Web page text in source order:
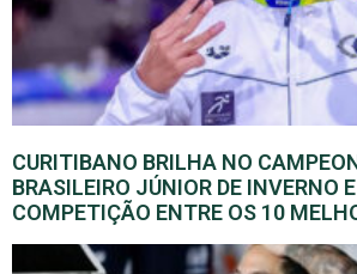
CURITIBANO BRILHA NO
BRASILEIRO JÚNIOR DE INVERNO
COMPETIÇÃO ENTRE OS 10